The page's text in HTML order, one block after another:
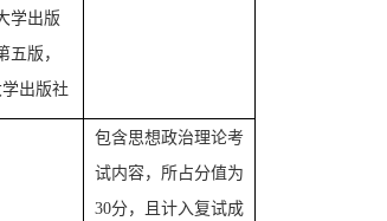
学出版
五版，
出版社
包含思想政治理论考
试内容，所占分值为
30分，且计入复试成